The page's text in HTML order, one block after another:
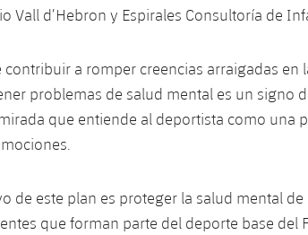
Vall d’Hebron y Espirales Consultoría de
contribuir a romper creencias arraigadas en
problemas de salud mental es un signo
que entiende al deportista como una
de este plan es proteger la salud mental de
que forman parte del deporte base del